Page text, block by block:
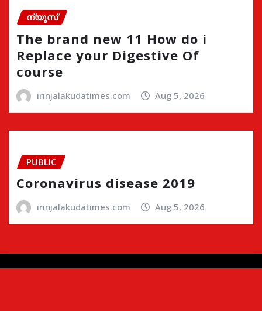
ന്യൂസ്
The brand new 11 How do i
Replace your Digestive Of
course
irinjalakudatimes.com Aug 5, 2026
PUBLIC
Coronavirus disease 2019
irinjalakudatimes.com Aug 5, 2026